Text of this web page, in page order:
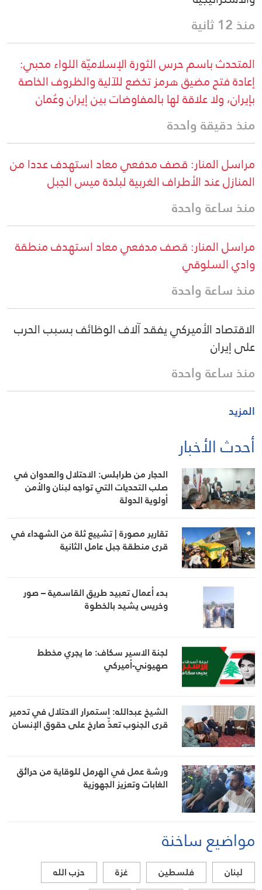
منذ 12 ثانية
المتحدث باسم حرس الثورة الإسلاميّة اللواء محبي:
إعادة فتح مضيق هرمز تخضع للآلية والظروف الخاصة
بإيران، ولا علاقة لها بالمفاوضات بين إيران وعُمان
منذ دقيقة واحدة
مراسل المنار: قصف مدفعي معاد استهدف عددا من
المنازل عند الأطراف الغربية لبلدة ميس الجبل
منذ ساعة واحدة
مراسل المنار: قصف مدفعي معاد استهدف منطقة
وادي السلوقي
منذ ساعة واحدة
الاقتصاد الأميركي يفقد آلاف الوظائف بسبب الحرب
على إيران
منذ ساعة واحدة
المزيد
أحدث الأخبار
الحجار من طرابلس: الاحتلال والعدوان في
صلب التحديات التي تواجه لبنان والأمن
أولوية الدولة
تقارير مصورة | تشييع ثلة من الشهداء في
قرى منطقة جبل عامل الثانية
بدء أعمال تعبيد طريق القاسمية – صور
وخريس يشيد بالخطوة
لجنة الاسير سكاف: ما يجري مخطط
صهيوني-أميركي
الشيخ عبدالله: استمرار الاحتلال في تدمير
قرى الجنوب تعدٍّ صارخ على حقوق الإنسان
ورشة عمل في الهرمل للوقاية من حرائق
الغابات وتعزيز الجهوزية
مواضيع ساخنة
لبنان فلسطين غزة
حزب الله